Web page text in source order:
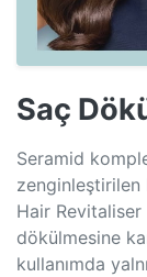
Saç
Seramid
zenginleştirilen
Hair
dökülmesine
kullanımda